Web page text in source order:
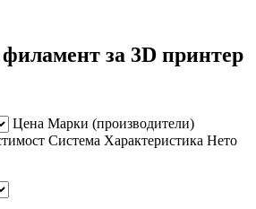
за 3D принтер
Цена Марки (производители)
Система Характеристика Нето